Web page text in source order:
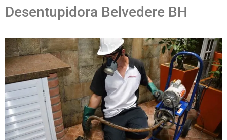
Desentupidora Belvedere BH